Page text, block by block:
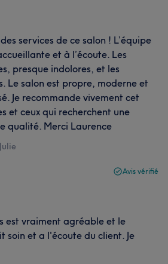
services de ce salon ! L’équipe
et à l’écoute. Les
presque indolores, et les
Le salon est propre, moderne et
Je recommande vivement cet
et ceux qui recherchent une
qualité. Merci Laurence
Avis vérifié
est vraiment agréable et le
soin et a l'écoute du client. Je